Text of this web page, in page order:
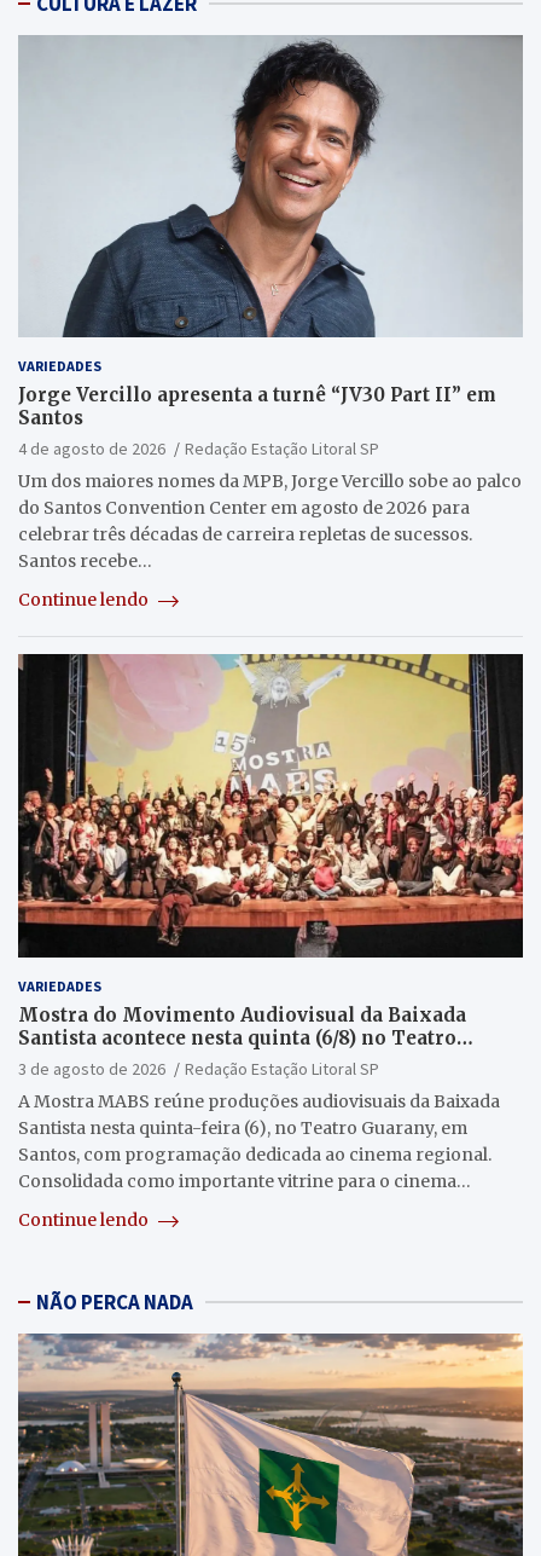
VARIEDADES
Jorge Vercillo apresenta a turnê “JV30 Part II” em
Santos
4 de agosto de 2026
Redação Estação Litoral SP
Um dos maiores nomes da MPB, Jorge Vercillo sobe ao palco
do Santos Convention Center em agosto de 2026 para
celebrar três décadas de carreira repletas de sucessos.
Santos recebe…
Continue lendo
VARIEDADES
Mostra do Movimento Audiovisual da Baixada
Santista acontece nesta quinta (6/8) no Teatro
Guarany
3 de agosto de 2026
Redação Estação Litoral SP
A Mostra MABS reúne produções audiovisuais da Baixada
Santista nesta quinta-feira (6), no Teatro Guarany, em
Santos, com programação dedicada ao cinema regional.
Consolidada como importante vitrine para o cinema…
Continue lendo
NÃO PERCA NADA